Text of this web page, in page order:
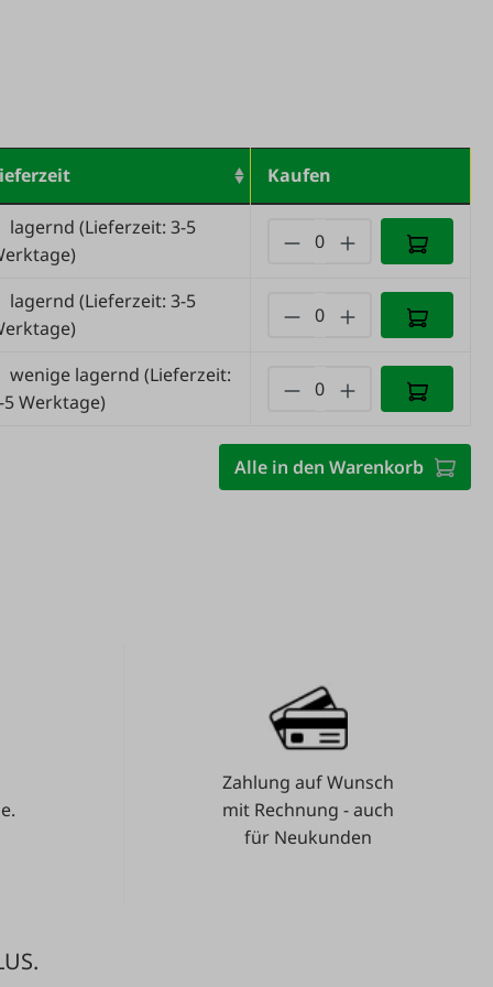
Kaufen
lagernd (Lieferzeit: 3-5
lagernd (Lieferzeit: 3-5
wenige lagernd (Lieferzeit:
5 Werktage)
Alle in den Warenkorb
Zahlung auf Wunsch
mit Rechnung - auch
für Neukunden